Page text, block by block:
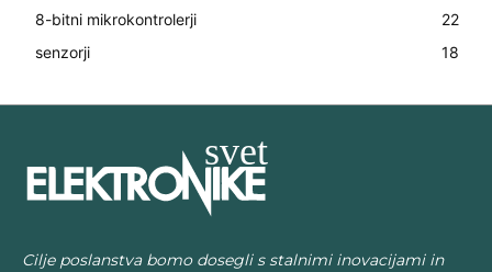
8-bitni mikrokontrolerji
22
senzorji
18
Cilje poslanstva bomo dosegli s stalnimi inovacijami in